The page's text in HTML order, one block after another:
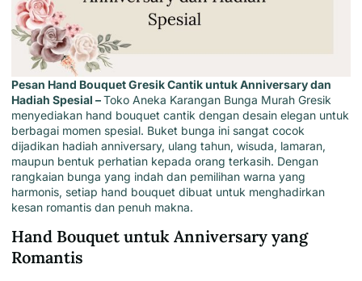
Pesan Hand Bouquet Gresik Cantik untuk Anniversary dan
Hadiah Spesial –Toko Aneka Karangan Bunga Murah Gresik
menyediakan hand bouquet cantik dengan desain elegan untuk
berbagai momen spesial. Buket bunga ini sangat cocok
dijadikan hadiah anniversary, ulang tahun, wisuda, lamaran,
maupun bentuk perhatian kepada orang terkasih. Dengan
rangkaian bunga yang indah dan pemilihan warna yang
harmonis, setiap hand bouquet dibuat untuk menghadirkan
kesan romantis dan penuh makna.
Hand Bouquet untuk Anniversary yang
Romantis